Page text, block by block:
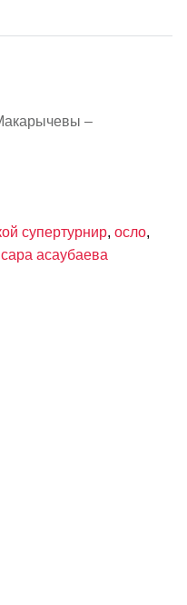
–
супертурнир, осло,
асаубаева